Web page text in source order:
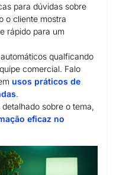
para dúvidas sobre
o cliente mostra
rápido para um
qualficando
comercial. Falo
usos práticos de
.
sobre o tema,
eficaz no